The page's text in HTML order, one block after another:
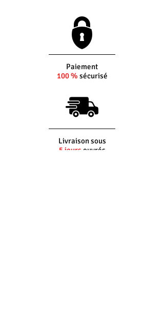
Paiement
100 % sécurisé
Livraison sous
5 jours ouvrés